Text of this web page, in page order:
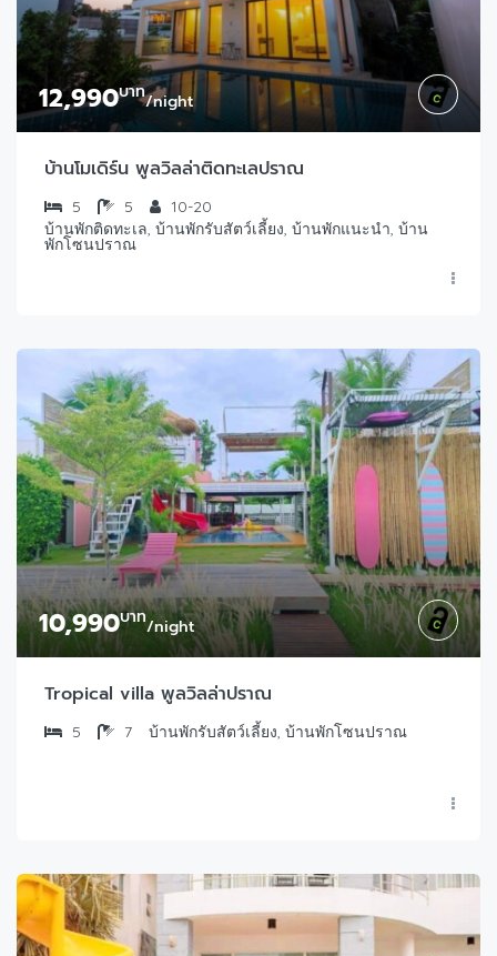
12,990บาท/night
บ้านโมเดิร์น พูลวิลล่าติดทะเลปราณ
5 5
10-20
บ้านพักติดทะเล, บ้านพักรับสัตว์เลี้ยง, บ้านพักแนะนำ, บ้าน
พักโซนปราณ
10,990บาท/night
Tropical villa พูลวิลล่าปราณ
5 7 บ้านพักรับสัตว์เลี้ยง, บ้านพักโซนปราณ